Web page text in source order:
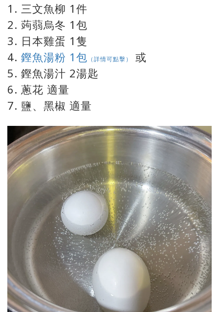
1. 三文魚柳 1件
2. 蒟蒻烏冬 1包
3. 日本雞蛋 1隻
4. 鏗魚湯粉 1包 （詳情可點擊）
或
5. 鏗魚湯汁 2湯匙
6. 蔥花 適量
7. 鹽、黑椒 適量